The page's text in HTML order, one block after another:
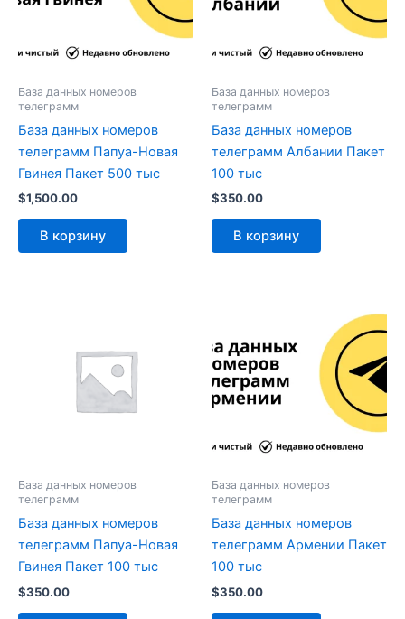
База данных номеров
телеграмм
База данных номеров
телеграмм Папуа-Новая
Гвинея Пакет 500 тыс
$1,500.00
В корзину
База данных номеров
телеграмм
База данных номеров
телеграмм Албании Пакет
100 тыс
$350.00
В корзину
База данных номеров
телеграмм
База данных номеров
телеграмм Папуа-Новая
Гвинея Пакет 100 тыс
$350.00
База данных номеров
телеграмм
База данных номеров
телеграмм Армении Пакет
100 тыс
$350.00